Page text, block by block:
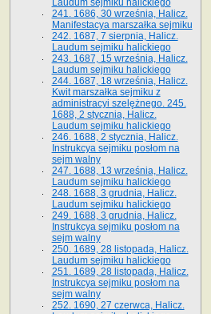
Laudum sejmiku halickiego
241. 1686, 30 września, Halicz.
Manifestacya marszałka sejmiku
242. 1687, 7 sierpnia, Halicz.
Laudum sejmiku halickiego
243. 1687, 15 września, Halicz.
Laudum sejmiku halickiego
244. 1687, 18 września, Halicz.
Kwit marszałka sejmiku z
administracyi szelężnego. 245.
1688, 2 stycznia, Halicz.
Laudum sejmiku halickiego
246. 1688, 2 stycznia, Halicz.
Instrukcya sejmiku posłom na
sejm walny
247. 1688, 13 września, Halicz.
Laudum sejmiku halickiego
248. 1688, 3 grudnia, Halicz.
Laudum sejmiku halickiego
249. 1688, 3 grudnia, Halicz.
Instrukcya sejmiku posłom na
sejm walny
250. 1689, 28 listopada, Halicz.
Laudum sejmiku halickiego
251. 1689, 28 listopada, Halicz.
Instrukcya sejmiku posłom na
sejm walny
252. 1690, 27 czerwca, Halicz.